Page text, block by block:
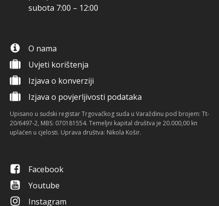
subota 7:00 – 12:00
O nama
Uvjeti korištenja
Izjava o konverziji
Izjava o povjerljivosti podataka
Upisano u sudski registar Trgovačkog suda u Varaždinu pod brojem: Tt-
20/6497-2, MBS: 070181554. Temeljni kapital društva je 20.000,00 kn
uplaćen u cjelosti. Uprava društva: Nikola Košir.
Facebook
Youtube
Instagram